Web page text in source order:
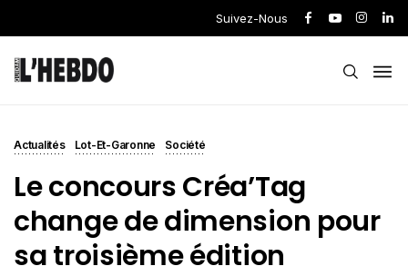
Suivez-Nous
Actualités Lot-Et-Garonne Société
Le concours Créa’Tag
change de dimension pour
sa troisième édition